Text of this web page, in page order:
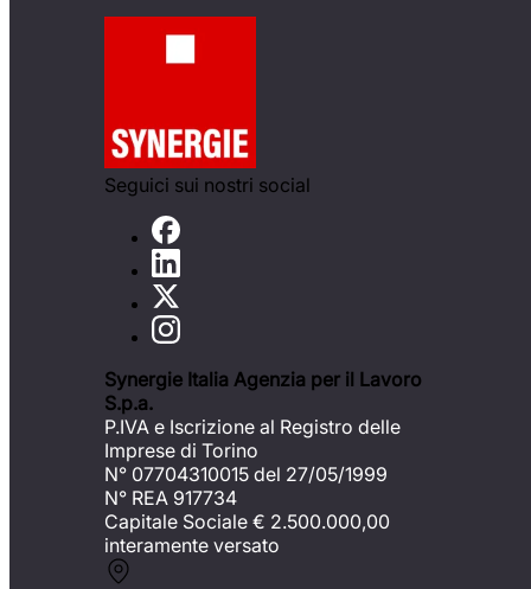
Seguici sui nostri social
Synergie Italia Agenzia per il Lavoro
S.p.a.
P.IVA e Iscrizione al Registro delle
Imprese di Torino
N° 07704310015 del 27/05/1999
N° REA 917734
Capitale Sociale € 2.500.000,00
interamente versato